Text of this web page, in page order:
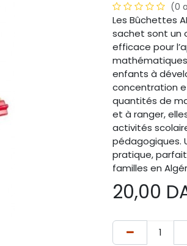
(0
Les Bûchettes
sachet sont un
efficace pour
enfants à
concentration
quantités de
et à ranger,
activités
pédagogiques.
pratique,
familles en
20,00